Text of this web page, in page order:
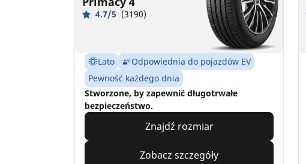
4.7/5 (3190)
Lato
Odpowiednia do pojazdów EV
Pewność każdego dnia
Stworzone, by zapewnić długotrwałe
bezpieczeństwo.
Znajdź rozmiar
Zobacz szczegóły